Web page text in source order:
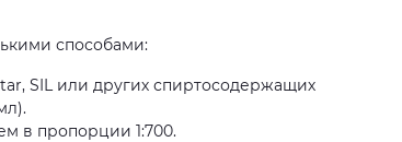
способами:
SIL или других спиртосодержащих
в пропорции 1:700.